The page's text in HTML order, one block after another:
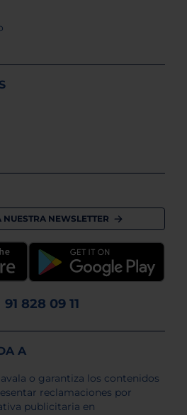
NUESTRA NEWSLETTER
91 828 09 11
A